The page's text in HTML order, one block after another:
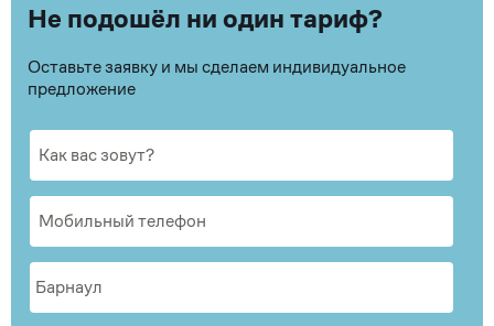
Не подошёл ни один тариф?
Оставьте заявку и мы сделаем индивидуальное
предложение